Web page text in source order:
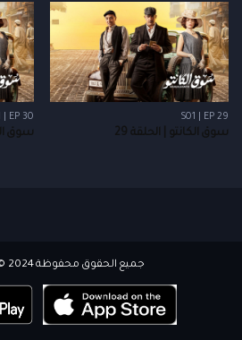
S01 | EP 29
سوق الكانتو | الحلقة 29
| EP 30
سوق
جميع الحقوق محفوظة 2024 © قناة الظفرة